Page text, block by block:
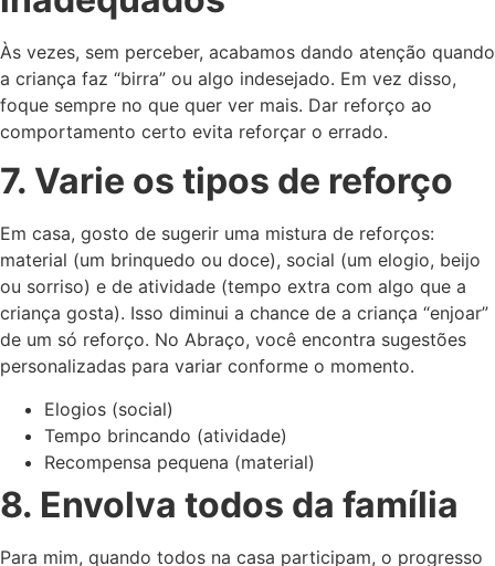
Às vezes, sem perceber, acabamos dando atenção quando
a criança faz “birra” ou algo indesejado. Em vez disso,
foque sempre no que quer ver mais. Dar reforço ao
comportamento certo evita reforçar o errado.
7. Varie os tipos de reforço
Em casa, gosto de sugerir uma mistura de reforços:
material (um brinquedo ou doce), social (um elogio, beijo
ou sorriso) e de atividade (tempo extra com algo que a
criança gosta). Isso diminui a chance de a criança “enjoar”
de um só reforço. No Abraço, você encontra sugestões
personalizadas para variar conforme o momento.
Elogios (social)
Tempo brincando (atividade)
Recompensa pequena (material)
8. Envolva todos da família
Para mim, quando todos na casa participam, o progresso